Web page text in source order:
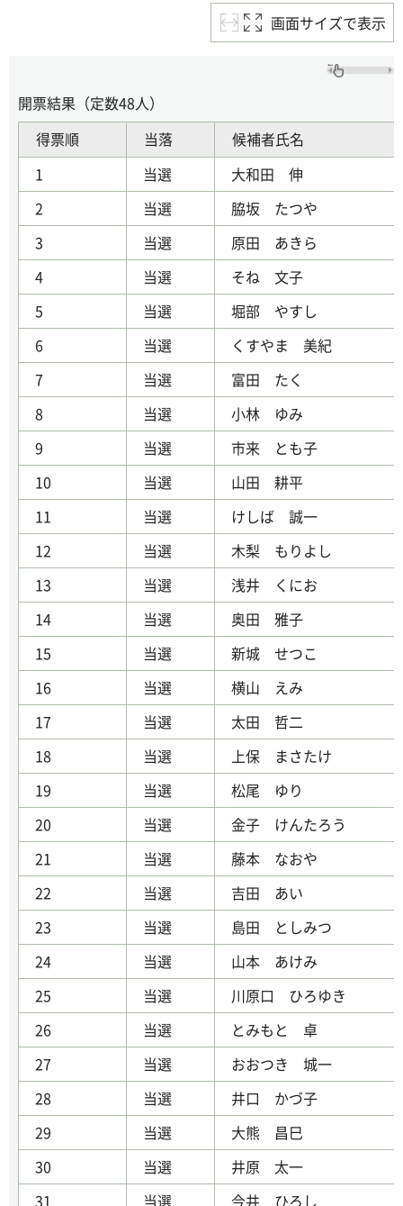
画面サイズで表示
開票結果（定数48人）
得票順
当落
候補者氏名
1
当選
大和田 伸
2
当選
脇坂 たつや
3
当選
原田 あきら
4
当選
そね 文子
5
当選
堀部 やすし
6
当選
くすやま 美紀
7
当選
富田 たく
8
当選
小林 ゆみ
9
当選
市来 とも子
10
当選
山田 耕平
11
当選
けしば 誠一
12
当選
木梨 もりよし
13
当選
浅井 くにお
14
当選
奥田 雅子
15
当選
新城 せつこ
16
当選
横山 えみ
17
当選
太田 哲二
18
当選
上保 まさたけ
19
当選
松尾 ゆり
20
当選
金子 けんたろう
21
当選
藤本 なおや
22
当選
吉田 あい
23
当選
島田 としみつ
24
当選
山本 あけみ
25
当選
川原口 ひろゆき
26
当選
とみもと 卓
27
当選
おおつき 城一
28
当選
井口 かづ子
29
当選
大熊 昌巳
30
当選
井原 太一
31
当選 今井 ひろし